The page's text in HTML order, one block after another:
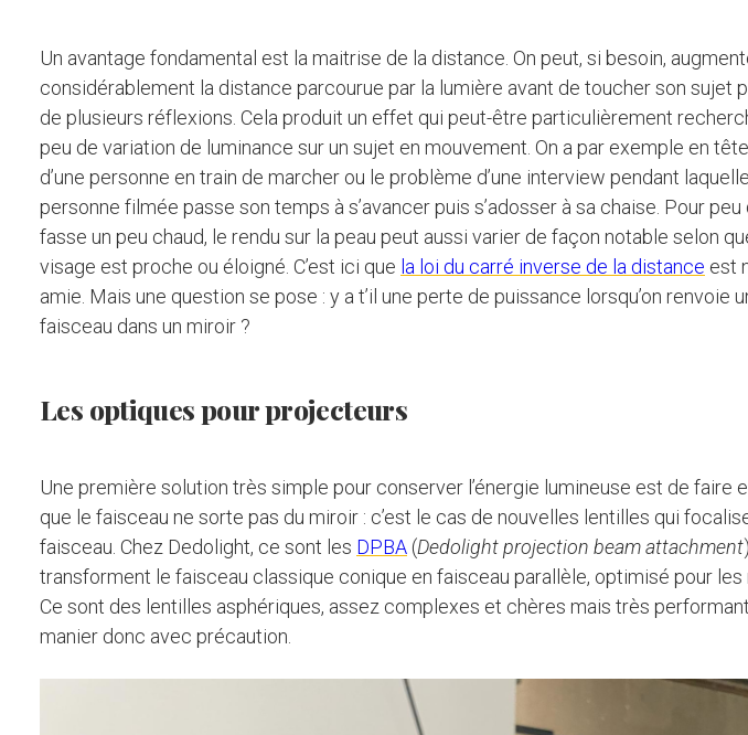
Un avantage fondamental est la maitrise de la distance. On peut, si besoin,
considérablement la distance parcourue par la lumière avant de toucher son sujet
de plusieurs réflexions. Cela produit un effet qui peut-être particulièrement
peu de variation de luminance sur un sujet en mouvement. On a par exemple en
d’une personne en train de marcher ou le problème d’une interview pendant
personne filmée passe son temps à s’avancer puis s’adosser à sa chaise. Pour peu
fasse un peu chaud, le rendu sur la peau peut aussi varier de façon notable selon
visage est proche ou éloigné. C’est ici que la loi du carré inverse de la distance est
amie. Mais une question se pose : y a t’il une perte de puissance lorsqu’on renvoie
faisceau dans un miroir ?
Les optiques pour projecteurs
Une première solution très simple pour conserver l’énergie lumineuse est de faire
que le faisceau ne sorte pas du miroir : c’est le cas de nouvelles lentilles qui
faisceau. Chez Dedolight, ce sont les DPBA (Dedolight projection beam attachment
transforment le faisceau classique conique en faisceau parallèle, optimisé pour les
Ce sont des lentilles asphériques, assez complexes et chères mais très
manier donc avec précaution.